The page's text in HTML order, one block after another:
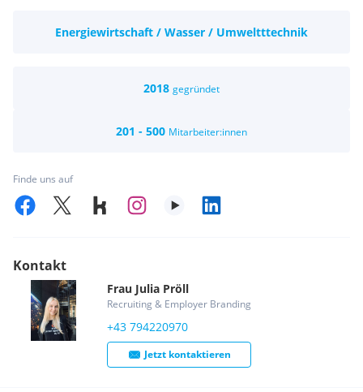
das unentwegt an einer klimaneutralen
Energiewirtschaft / Wasser / Umweltttechnik
2018 gegründet
201 - 500 Mitarbeiter:innen
Finde uns auf
Kontakt
Frau Julia Pröll
Recruiting & Employer Branding
+43 794220970
Jetzt kontaktieren